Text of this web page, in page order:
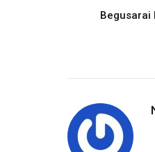
Begusarai